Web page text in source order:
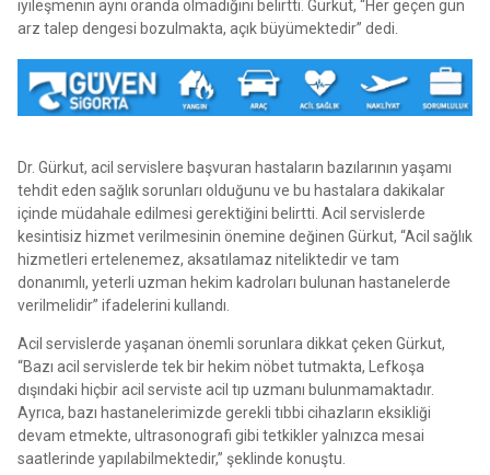
iyileşmenin aynı oranda olmadığını belirtti. Gürkut, “Her geçen gün
arz talep dengesi bozulmakta, açık büyümektedir” dedi.
Dr. Gürkut, acil servislere başvuran hastaların bazılarının yaşamı
tehdit eden sağlık sorunları olduğunu ve bu hastalara dakikalar
içinde müdahale edilmesi gerektiğini belirtti. Acil servislerde
kesintisiz hizmet verilmesinin önemine değinen Gürkut, “Acil sağlık
hizmetleri ertelenemez, aksatılamaz niteliktedir ve tam
donanımlı, yeterli uzman hekim kadroları bulunan hastanelerde
verilmelidir” ifadelerini kullandı.
Acil servislerde yaşanan önemli sorunlara dikkat çeken Gürkut,
“Bazı acil servislerde tek bir hekim nöbet tutmakta, Lefkoşa
dışındaki hiçbir acil serviste acil tıp uzmanı bulunmamaktadır.
Ayrıca, bazı hastanelerimizde gerekli tıbbi cihazların eksikliği
devam etmekte, ultrasonografi gibi tetkikler yalnızca mesai
saatlerinde yapılabilmektedir,” şeklinde konuştu.